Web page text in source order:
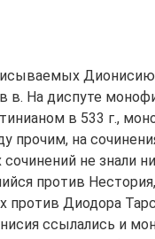
Дионисию
в. На диспуте
в 533 г.,
прочим, на
не знали
против
против Диодора
ссылались и